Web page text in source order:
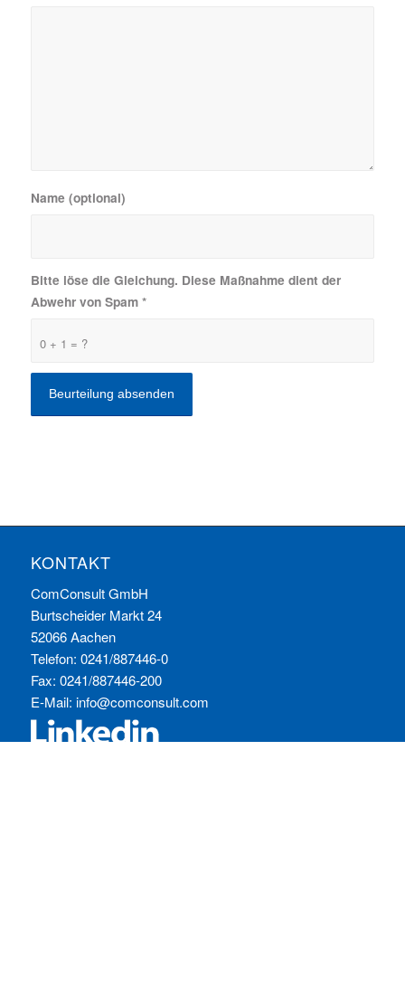
Name (optional)
0 + 1 = ?
Bitte löse die Gleichung. Diese Maßnahme dient der
Abwehr von Spam *
KONTAKT
ComConsult GmbH
Burtscheider Markt 24
52066 Aachen
Telefon: 0241/887446-0
Fax: 0241/887446-200
E-Mail: info@comconsult.com